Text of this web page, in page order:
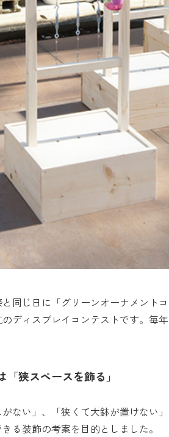
同じ日に「グリーンオーナメント
ディスプレイコンテストです。毎
狭スペースを飾る」
ない」、「狭くて大鉢が置けない
る装飾の考案を目的としました。